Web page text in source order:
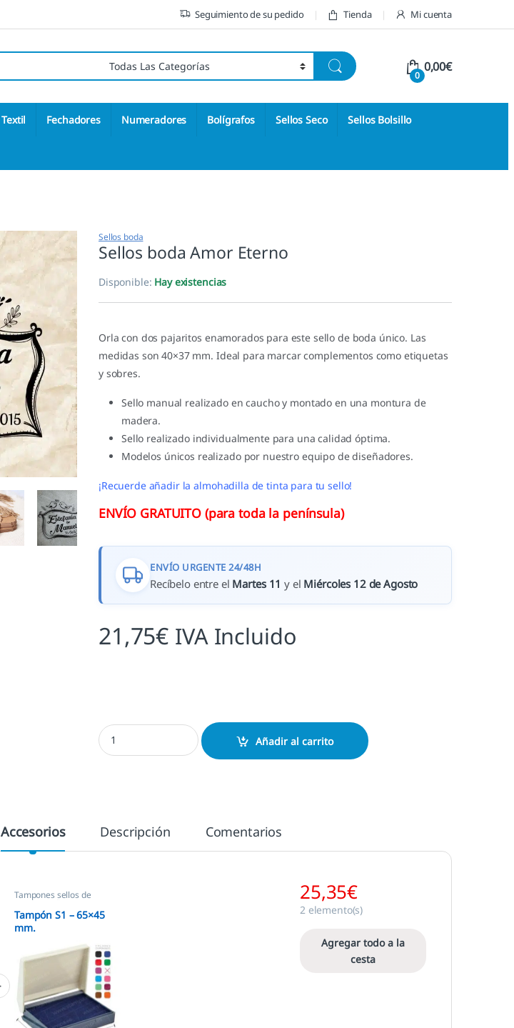
Seguimiento de su pedido Tienda Mi cuenta
0
0,00€
Textil Fechadores Numeradores Bolígrafos Sellos Seco Sellos Bolsillo
Sellos boda
Sellos boda Amor Eterno
Disponible: Hay existencias
Orla con dos pajaritos enamorados para este sello de boda único. Las
medidas son 40×37 mm. Ideal para marcar complementos como etiquetas
y sobres.
Sello manual realizado en caucho y montado en una montura de
madera.
Sello realizado individualmente para una calidad óptima.
Modelos únicos realizado por nuestro equipo de diseñadores.
¡Recuerde añadir la almohadilla de tinta para tu sello!
ENVÍO GRATUITO (para toda la península)
ENVÍO URGENTE 24/48H
Recíbelo entre el Martes 11 y el Miércoles 12 de Agosto
21,75€ IVA Incluido
Sellos boda Amor Eterno cantidad
Añadir al carrito
Accesorios Descripción Comentarios
Tampones sellos de
caucho
Tampón S1 – 65×45
mm.
25,35€
2elemento(s)
Agregar todo a la
cesta